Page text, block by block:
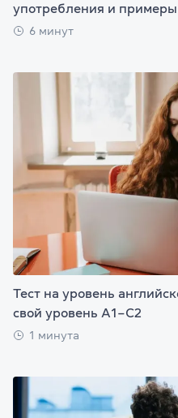
употребления и
6 минут
Тест на уровень
свой уровень А1–С2
1 минута